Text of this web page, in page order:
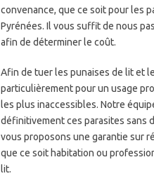
convenance, que ce soit pour les
Pyrénées. Il vous suffit de nous
afin de déterminer le coût.
Afin de tuer les punaises de lit et
particulièrement pour un usage
les plus inaccessibles. Notre
définitivement ces parasites sans
vous proposons une garantie sur
que ce soit habitation ou
lit.